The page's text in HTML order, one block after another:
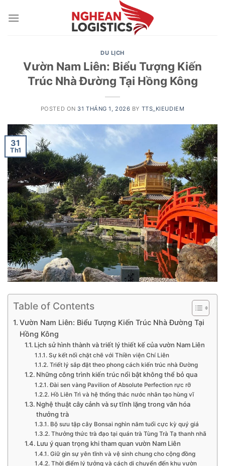
DU LỊCH
Vườn Nam Liên: Biểu Tượng Kiến
Trúc Nhà Đường Tại Hồng Kông
POSTED ON 31 THÁNG 1, 2026 BY TTS_KIEUDIEM
31
Th1
Table of Contents
Vườn Nam Liên: Biểu Tượng Kiến Trúc Nhà Đường Tại
Hồng Kông
Lịch sử hình thành và triết lý thiết kế của vườn Nam Liên
Sự kết nối chặt chẽ với Thiền viện Chí Liên
Triết lý sắp đặt theo phong cách kiến trúc nhà Đường
Những công trình kiến trúc nổi bật không thể bỏ qua
Đài sen vàng Pavilion of Absolute Perfection rực rỡ
Hồ Liên Trì và hệ thống thác nước nhân tạo hùng vĩ
Nghệ thuật cây cảnh và sự tĩnh lặng trong văn hóa
thưởng trà
Bộ sưu tập cây Bonsai nghìn năm tuổi cực kỳ quý giá
Thưởng thức trà đạo tại quán trà Tùng Trà Tạ thanh nhã
Lưu ý quan trọng khi tham quan vườn Nam Liên
Giữ gìn sự yên tĩnh và vệ sinh chung cho cộng đồng
Thời điểm lý tưởng và cách di chuyển đến khu vườn